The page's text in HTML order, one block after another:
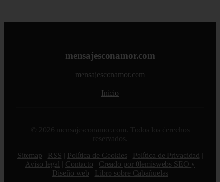
mensajesconamor.com
mensajesconamor.com
Inicio
© 2026 mensajesconamor.com. Todos los derechos
reservados.
Sitemap
RSS Política de Cookies Política de Privacidad
Aviso legal
Contacto
Creado por 0lemiswebs SEO y
Diseño web
Libro sobre Cabañuelas